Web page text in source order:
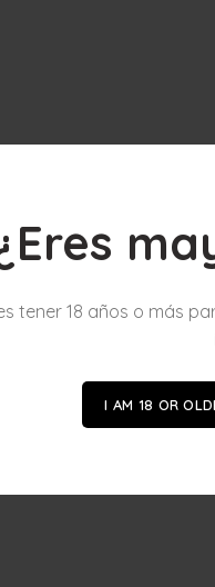
tener 18 años o más
I AM 18 OR